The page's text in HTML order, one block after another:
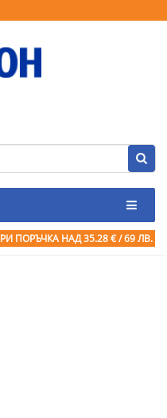
ПОРЪЧКА НАД 35.28 € / 69 ЛВ.